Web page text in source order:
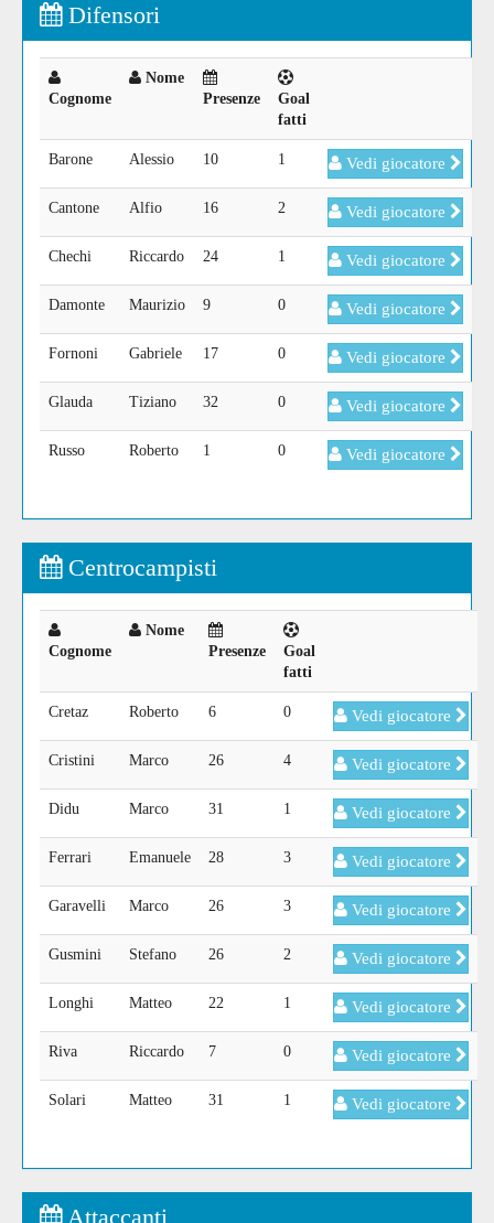
Difensori
Cognome
Nome
Presenze
Goal
fatti
Barone Alessio 10 1 Vedi giocatore
Cantone Alfio 16 2 Vedi giocatore
Chechi Riccardo 24 1 Vedi giocatore
Damonte Maurizio 9 0 Vedi giocatore
Fornoni Gabriele 17 0 Vedi giocatore
Glauda Tiziano 32 0 Vedi giocatore
Russo Roberto 1 0 Vedi giocatore
Centrocampisti
Cognome
Nome
Presenze
Goal
fatti
Cretaz Roberto 6 0 Vedi giocatore
Cristini Marco 26 4 Vedi giocatore
Didu Marco 31 1 Vedi giocatore
Ferrari Emanuele 28 3 Vedi giocatore
Garavelli Marco 26 3 Vedi giocatore
Gusmini Stefano 26 2 Vedi giocatore
Longhi Matteo 22 1 Vedi giocatore
Riva Riccardo 7 0 Vedi giocatore
Solari Matteo 31 1 Vedi giocatore
Attaccanti